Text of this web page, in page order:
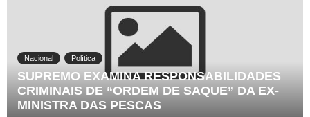
Nacional Política
SUPREMO EXAMINA RESPONSABILIDADES
CRIMINAIS DE “ORDEM DE SAQUE” DA EX-
MINISTRA DAS PESCAS